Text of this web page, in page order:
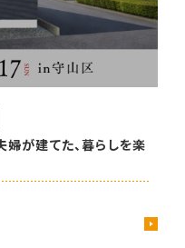
が建てた、暮らしを楽